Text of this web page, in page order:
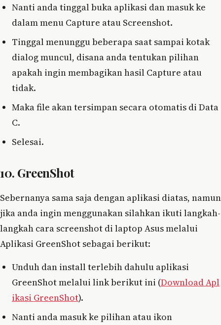
Nanti anda tinggal buka aplikasi dan masuk ke
dalam menu Capture atau Screenshot.
Tinggal menunggu beberapa saat sampai kotak
dialog muncul, disana anda tentukan pilihan
apakah ingin membagikan hasil Capture atau
tidak.
Maka file akan tersimpan secara otomatis di Data
C.
Selesai.
10. GreenShot
Sebernanya sama saja dengan aplikasi diatas, namun
jika anda ingin menggunakan silahkan ikuti langkah-
langkah cara screenshot di laptop Asus melalui
Aplikasi GreenShot sebagai berikut:
Unduh dan install terlebih dahulu aplikasi
GreenShot melalui link berikut ini (Download Apl
ikasi GreenShot).
Nanti anda masuk ke pilihan atau ikon